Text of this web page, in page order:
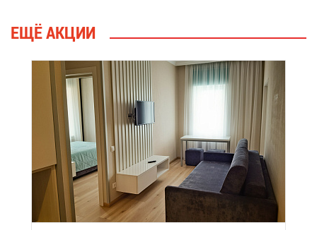
ЕЩЁ АК­ЦИИ